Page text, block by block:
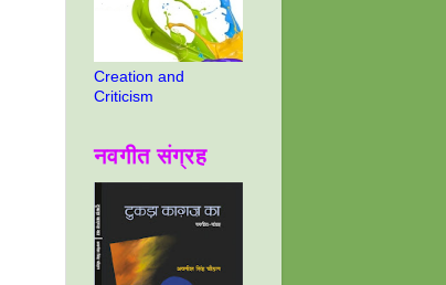
Creation and
Criticism
नवगीत संग्रह